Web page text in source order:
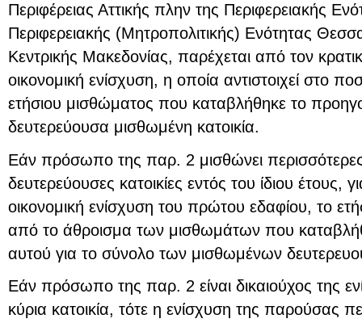
Περιφέρειας Αττικής πλην της Περιφερειακής
Περιφερειακής (Μητροπολιτικής) Ενότητας
Κεντρικής Μακεδονίας, παρέχεται από τον
οικονομική ενίσχυση, η οποία αντιστοιχεί στο
ετήσιου μισθώματος που καταβλήθηκε το
δευτερεύουσα μισθωμένη κατοικία.
Εάν πρόσωπο της παρ. 2 μισθώνει
δευτερεύουσες κατοικίες εντός του ίδιου έτους,
οικονομική ενίσχυση του πρώτου εδαφίου, το
από το άθροισμα των μισθωμάτων που
αυτού για το σύνολο των μισθωμένων
Εάν πρόσωπο της παρ. 2 είναι δικαιούχος της
κύρια κατοικία, τότε η ενίσχυση της παρούσας